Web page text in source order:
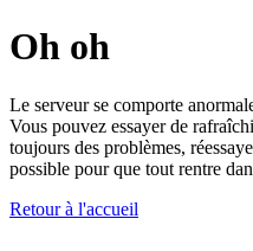
Oh oh
Le serveur se comporte
Vous pouvez essayer de
toujours des problèmes,
possible pour que tout rentre
Retour à l'accueil